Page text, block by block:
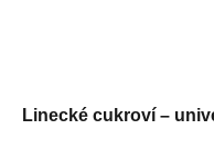
Linecké cukroví –